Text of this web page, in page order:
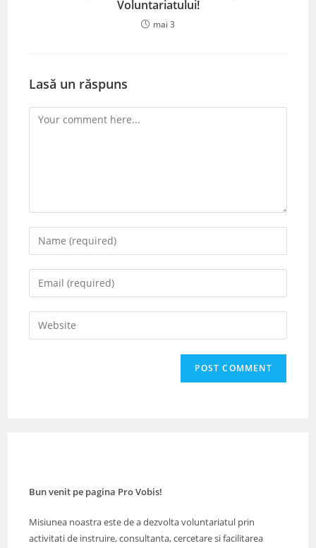
Voluntariatului!
mai 3
Lasă un răspuns
Comment
Enter
your
name
comment
Enter
your
email
address
Enter
your
Bun venit pe pagina Pro Vobis!
Misiunea noastra este de a dezvolta voluntariatul prin
activitati de instruire, consultanta, cercetare si facilitarea